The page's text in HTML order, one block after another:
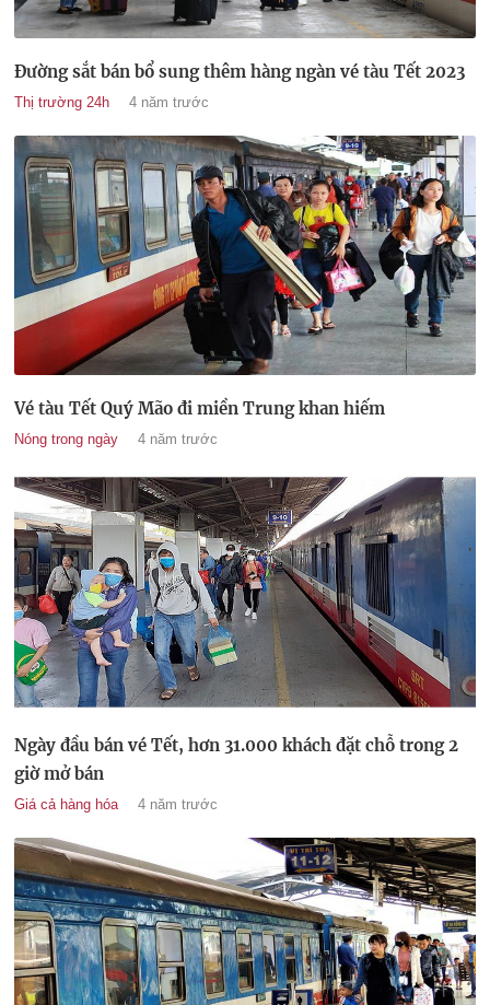
Đường sắt bán bổ sung thêm hàng ngàn vé tàu Tết 2023
Thị trường 24h 4 năm trước
Vé tàu Tết Quý Mão đi miền Trung khan hiếm
Nóng trong ngày 4 năm trước
Ngày đầu bán vé Tết, hơn 31.000 khách đặt chỗ trong 2
giờ mở bán
Giá cả hàng hóa 4 năm trước